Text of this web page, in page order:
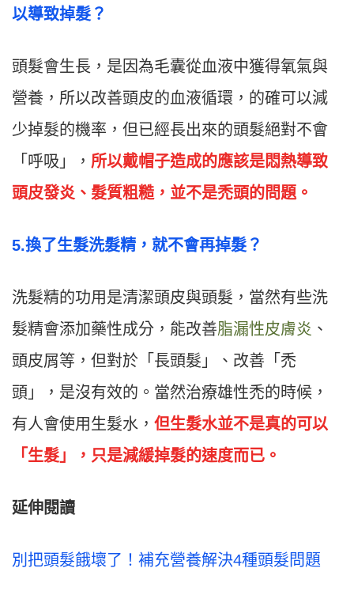
以導致掉髮？
頭髮會生長，是因為毛囊從血液中獲得氧氣與
營養，所以改善頭皮的血液循環，的確可以減
少掉髮的機率，但已經長出來的頭髮絕對不會
「呼吸」， 所以戴帽子造成的應該是悶熱導致
頭皮發炎、髮質粗糙，並不是禿頭的問題。
5.換了生髮洗髮精，就不會再掉髮？
洗髮精的功用是清潔頭皮與頭髮，當然有些洗
髮精會添加藥性成分，能改善脂漏性皮膚炎 、
頭皮屑等，但對於「長頭髮」、改善「禿
頭」，是沒有效的。當然治療雄性禿的時候，
有人會使用生髮水， 但生髮水並不是真的可以
「生髮」，只是減緩掉髮的速度而已。
延伸閱讀
別把頭髮餓壞了！補充營養解決4種頭髮問題